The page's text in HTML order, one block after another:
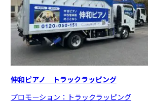
伸和ピアノ トラックラッピング
プロモーション：トラックラッピング